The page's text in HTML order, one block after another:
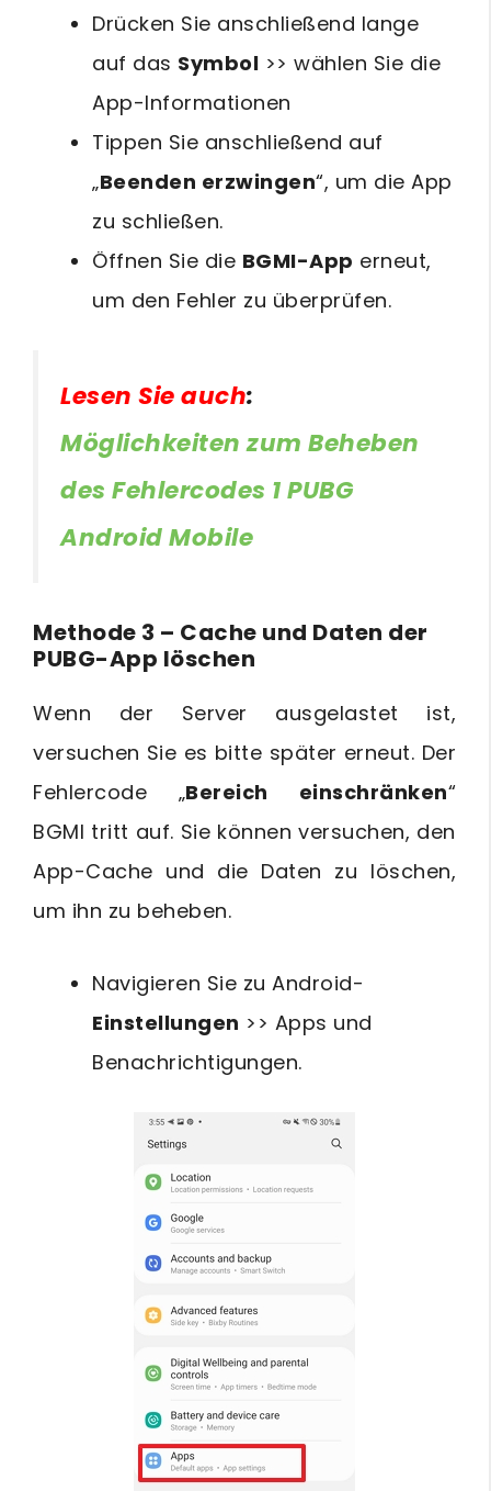
Drücken Sie anschließend lange
auf das Symbol >> wählen Sie die
App-Informationen
Tippen Sie anschließend auf
„Beenden erzwingen“, um die App
zu schließen.
Öffnen Sie die BGMI-App erneut,
um den Fehler zu überprüfen.
Lesen Sie auch:
Möglichkeiten zum Beheben
des Fehlercodes 1 PUBG
Android Mobile
Methode 3 – Cache und Daten der
PUBG-App löschen
Wenn der Server ausgelastet ist,
versuchen Sie es bitte später erneut. Der
Fehlercode „Bereich einschränken“
BGMI tritt auf. Sie können versuchen, den
App-Cache und die Daten zu löschen,
um ihn zu beheben.
Navigieren Sie zu Android-
Einstellungen >> Apps und
Benachrichtigungen.